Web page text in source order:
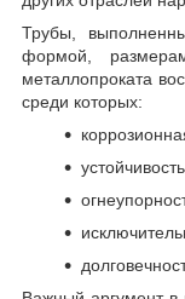
Трубы,
формой,
металлопроката
среди которых: